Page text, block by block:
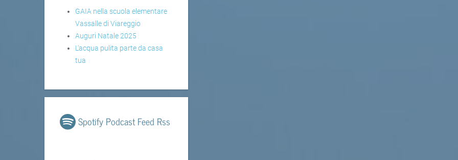
GAIA nella scuola elementare
Vassalle di Viareggio
Auguri Natale 2025
L'acqua pulita parte da casa
tua
Spotify Podcast Feed Rss